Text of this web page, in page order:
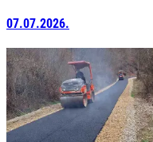
07.07.2026.